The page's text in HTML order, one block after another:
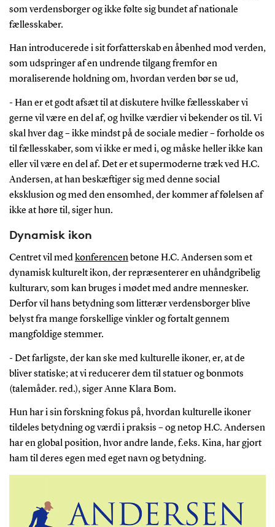
som verdensborger og ikke følte sig bundet af nationale
fællesskaber.
Han introducerede i sit forfatterskab en åbenhed mod verden,
som udspringer af en undrende tilgang fremfor en
moraliserende holdning om, hvordan verden bør se ud,
- Han er et godt afsæt til at diskutere hvilke fællesskaber vi
gerne vil være en del af, og hvilke værdier vi bekender os til. Vi
skal hver dag – ikke mindst på de sociale medier – forholde os
til fællesskaber, som vi ikke er med i, og måske heller ikke kan
eller vil være en del af. Det er et supermoderne træk ved H.C.
Andersen, at han beskæftiger sig med denne social
eksklusion og med den ensomhed, der kommer af følelsen af
ikke at høre til, siger hun.
Dynamisk ikon
Centret vil medkonferencenbetone H.C. Andersen som et
dynamisk kulturelt ikon, der repræsenterer en uhåndgribelig
kulturarv, som kan bruges i mødet med andre mennesker.
Derfor vil hans betydning somlitterær verdensborger blive
belyst fra mange forskellige vinkler og fortalt gennem
mangfoldige stemmer.
- Det farligste, der kan ske med kulturelle ikoner, er, at de
bliver statiske; at vi reducerer dem til statuer og bonmots
(talemåder. red.), siger Anne Klara Bom.
Hun har i sin forskning fokus på, hvordan kulturelle ikoner
tildeles betydning og værdi i praksis – og netop H.C. Andersen
har en global position, hvor andre lande, f.eks. Kina, har gjort
ham til deres egen med eget navn og betydning.